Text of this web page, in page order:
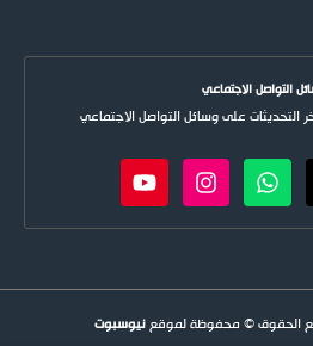
التواصل الاجتماعي
على وسائل التواصل الاجتماعي
نيوسبوت